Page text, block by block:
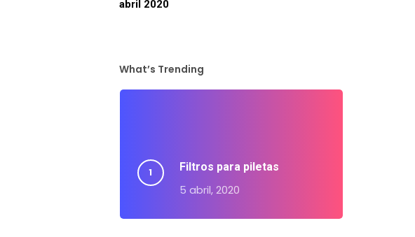
abril 2020
What’s Trending
Filtros para piletas
5 abril, 2020